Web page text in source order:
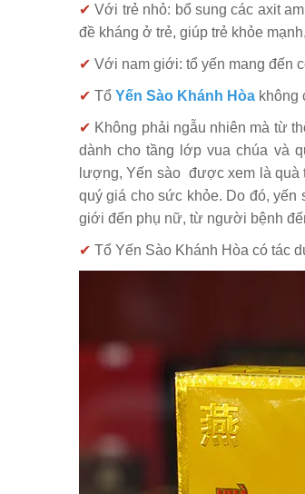
✔Với trẻ nhỏ: bổ sung các axit
đề kháng ở trẻ, giúp trẻ khỏe
✔ Với nam giới: tổ yến mang đến
✔ Tổ Yến Sào Khánh Hòa không
✔ Không phải ngẫu nhiên mà từ
dành cho tầng lớp vua chúa và
lượng, Yến sào được xem là quà
quý giá cho sức khỏe. Do đó, yến
giới đến phụ nữ, từ người bệnh
✔ Tổ Yến Sào Khánh Hòa có tác